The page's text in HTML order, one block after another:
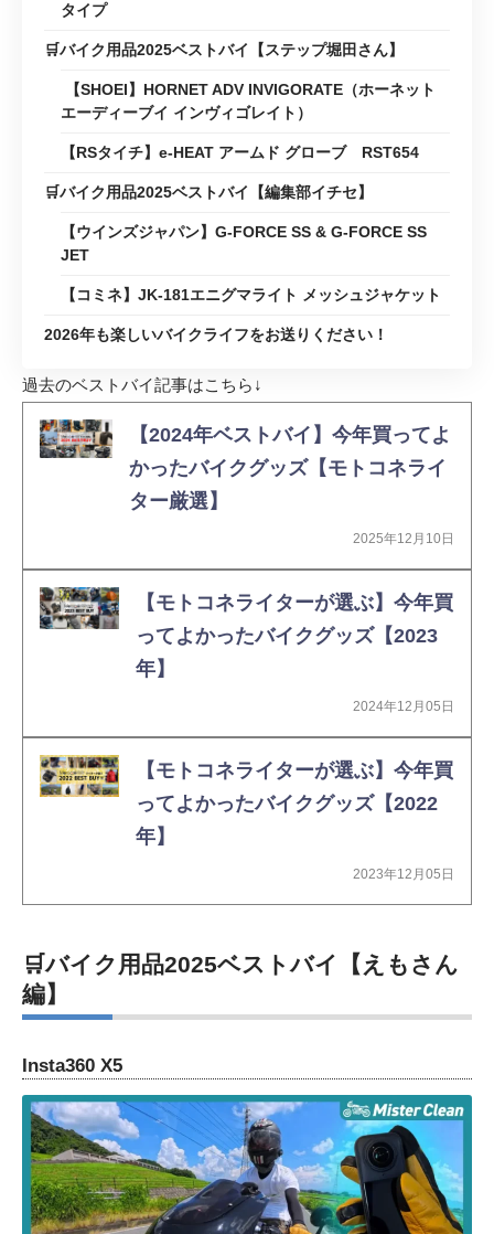
タイプ
🛒バイク用品2025ベストバイ【ステップ堀田さん】
【SHOEI】HORNET ADV INVIGORATE（ホーネット
エーディーブイ インヴィゴレイト）
【RSタイチ】e-HEAT アームド グローブ RST654
🛒バイク用品2025ベストバイ【編集部イチセ】
【ウインズジャパン】G-FORCE SS & G-FORCE SS
JET
【コミネ】JK-181エニグマライト メッシュジャケット
2026年も楽しいバイクライフをお送りください！
過去のベストバイ記事はこちら↓
【2024年ベストバイ】今年買ってよ
かったバイクグッズ【モトコネライ
ター厳選】
2025年12月10日
【モトコネライターが選ぶ】今年買
ってよかったバイクグッズ【2023
年】
2024年12月05日
【モトコネライターが選ぶ】今年買
ってよかったバイクグッズ【2022
年】
2023年12月05日
🛒バイク用品2025ベストバイ【えもさん
編】
Insta360 X5